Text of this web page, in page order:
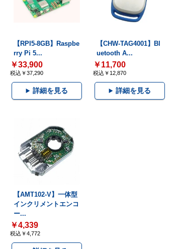
【RPI5-8GB】Raspbe
rry Pi 5...
￥33,900
税込￥37,290
詳細を見る
【CHW-TAG4001】Bl
uetooth A...
￥11,700
税込￥12,870
詳細を見る
【AMT102-V】一体型
インクリメントエンコ
ー...
￥4,339
税込￥4,772